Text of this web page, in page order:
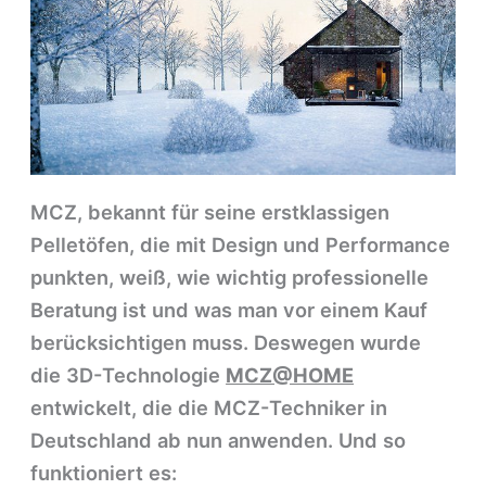
MCZ, bekannt für seine erstklassigen
Pelletöfen, die mit Design und Performance
punkten, weiß, wie wichtig professionelle
Beratung ist und was man vor einem Kauf
berücksichtigen muss. Deswegen wurde
die 3D-Technologie MCZ@HOME
entwickelt, die die MCZ-Techniker in
Deutschland ab nun anwenden. Und so
funktioniert es: